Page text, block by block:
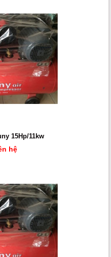
15Hp/11kw
hệ